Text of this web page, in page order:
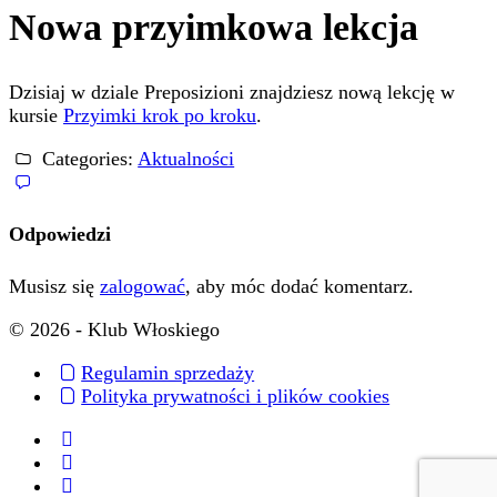
Nowa przyimkowa lekcja
Dzisiaj w dziale Preposizioni znajdziesz nową lekcję w
kursie Przyimki krok po kroku.
Categories:Aktualności
Odpowiedzi
Musisz się zalogować, aby móc dodać komentarz.
© 2026 - Klub Włoskiego
Regulamin sprzedaży
Polityka prywatności i plików cookies